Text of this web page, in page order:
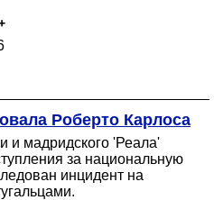
Роберто Карлоса
и мадридского 'Реала'
за национальную
инцидент на